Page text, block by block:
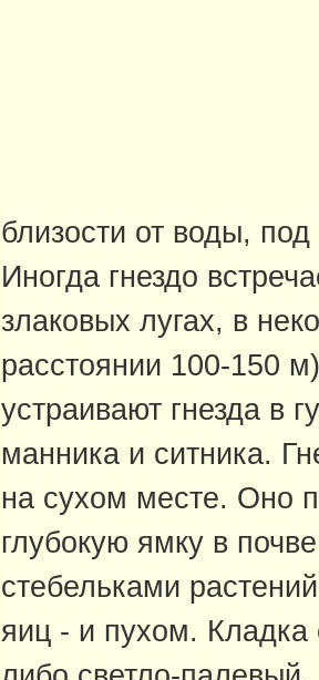
близости от воды,
Иногда гнездо
злаковых лугах, в
расстоянии 100-150
устраивают гнезда в
манника и ситника.
на сухом месте. Оно
глубокую ямку в
стебельками
яиц - и пухом. Кладка